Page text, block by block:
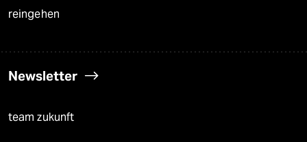
reingehen
Newsletter
team zukunft